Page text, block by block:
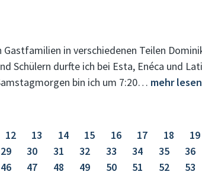
in verschiedenen Teilen
Schülern durfte ich bei Esta, Enéca und
bin ich um 7:20… mehr lesen
12 13 14 15 16 17 18
19
29 30 31 32 33 34 35
36
46 47 48 49 50 51 52
53